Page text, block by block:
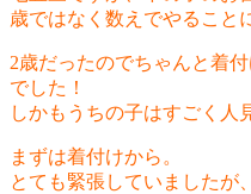
歳ではなく数えでやること
2歳だったのでちゃんと着
でした！
しかもうちの子はすごく人
まずは着付けから。
とても緊張していましたが